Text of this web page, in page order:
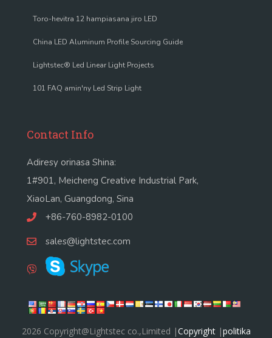
Toro-hevitra 12 hampiasana jiro LED
China LED Aluminum Profile Sourcing Guide
Lightstec® Led Linear Light Projects
101 FAQ amin'ny Led Strip Light
Contact Info
Adiresy orinasa Shina:
1#901, Meicheng Creative Industrial Park,
XiaoLan, Guangdong, Sina
+86-760-8982-0100
sales@lightstec.com
2026 Copyright@Lightstec co.,Limited |Copyright|politika